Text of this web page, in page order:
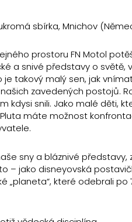
sbírka, Mnichov
prostoru FN Motol
a snivé představy o světě,
takový malý sen, jak
zavedených postojů.
kdysi snili. Jako malé děti,
máte možnost
sny a bláznivé představy,
– jako disneyovská
které odebrali